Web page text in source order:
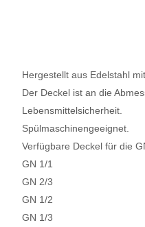
Hergestellt aus Edelstahl
Der Deckel ist an die
Lebensmittelsicherheit.
Spülmaschinengeeignet.
Verfügbare Deckel für die
GN 1/1
GN 2/3
GN 1/2
GN 1/3